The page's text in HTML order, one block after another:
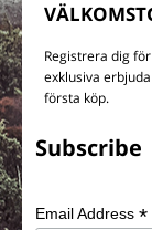
Registrera dig
exklusiva
första köp.
Subscribe
Email Address*